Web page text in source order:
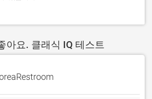
아요. 클래식 IQ 테스트